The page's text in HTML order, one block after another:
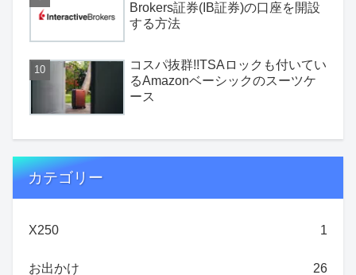
Brokers証券(IB証券)の口座を開設
する方法
コスパ抜群!!TSAロックも付いてい
るAmazonベーシックのスーツケ
ース
カテゴリー
X250 1
お出かけ 26